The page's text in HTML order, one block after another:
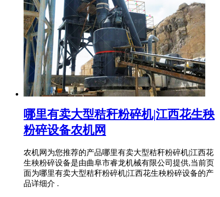
哪里有卖大型秸秆粉碎机|江西花生秧
粉碎设备农机网
农机网为您推荐的产品哪里有卖大型秸秆粉碎机|江西花
生秧粉碎设备是由曲阜市睿龙机械有限公司提供,当前页
面为哪里有卖大型秸秆粉碎机|江西花生秧粉碎设备的产
品详细介 .